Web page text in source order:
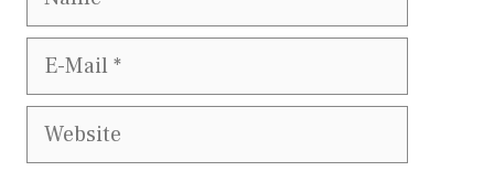
E-
Website